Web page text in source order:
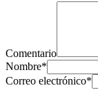
Comentario
Nombre*
Correo electrónico*